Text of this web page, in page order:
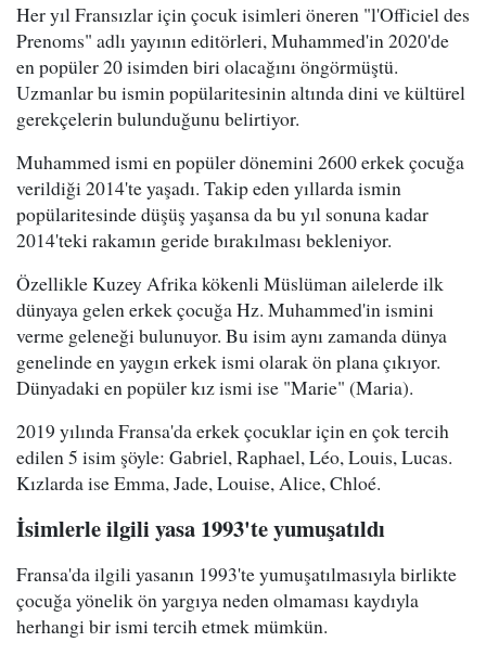
Her yıl Fransızlar için çocuk isimleri öneren "l'Officiel des
Prenoms" adlı yayının editörleri, Muhammed'in 2020'de
en popüler 20 isimden biri olacağını öngörmüştü.
Uzmanlar bu ismin popülaritesinin altında dini ve kültürel
gerekçelerin bulunduğunu belirtiyor.
Muhammed ismi en popüler dönemini 2600 erkek çocuğa
verildiği 2014'te yaşadı. Takip eden yıllarda ismin
popülaritesinde düşüş yaşansa da bu yıl sonuna kadar
2014'teki rakamın geride bırakılması bekleniyor.
Özellikle Kuzey Afrika kökenli Müslüman ailelerde ilk
dünyaya gelen erkek çocuğa Hz. Muhammed'in ismini
verme geleneği bulunuyor. Bu isim aynı zamanda dünya
genelinde en yaygın erkek ismi olarak ön plana çıkıyor.
Dünyadaki en popüler kız ismi ise "Marie" (Maria).
2019 yılında Fransa'da erkek çocuklar için en çok tercih
edilen 5 isim şöyle: Gabriel, Raphael, Léo, Louis, Lucas.
Kızlarda ise Emma, Jade, Louise, Alice, Chloé.
İsimlerle ilgili yasa 1993'te yumuşatıldı
Fransa'da ilgili yasanın 1993'te yumuşatılmasıyla birlikte
çocuğa yönelik ön yargıya neden olmaması kaydıyla
herhangi bir ismi tercih etmek mümkün.